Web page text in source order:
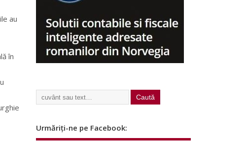
au
în
Urmăriți-ne pe Facebook: